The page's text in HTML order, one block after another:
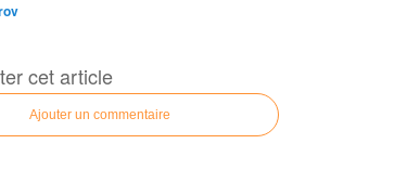
cet article
Ajouter un commentaire